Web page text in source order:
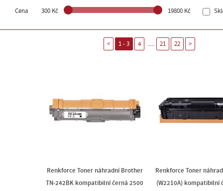
Cena 300 Kč 19800 Kč
< 1 - 3 4 ..... 21 22 >
Renkforce Toner náhradní Brother
TN-242BK kompatibilní černá 2500
Renkforce Toner
(W2210A) kompatibilní